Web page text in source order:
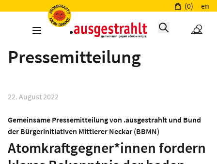
(0) en
Pressemitteilung
22. August 2022
Gemeinsame Pressemitteilung von .ausgestrahlt und Bund
der Bürgerinitiativen Mittlerer Neckar (BBMN)
Atomkraftgegner*innen fordern